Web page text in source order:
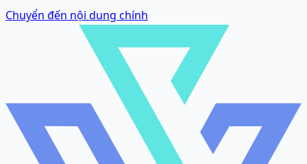
Chuyển đến nội dung chính